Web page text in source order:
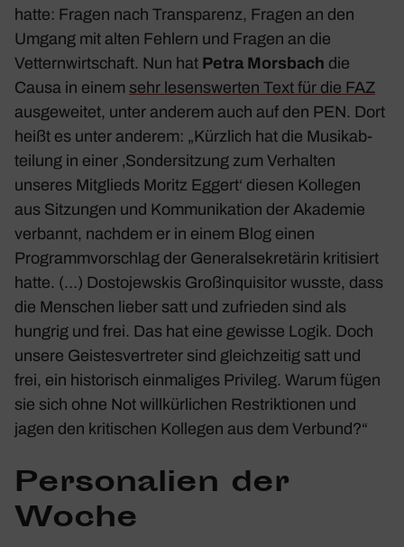
hatte: Fragen nach Trans­pa­renz, Fragen an den
Umgang mit alten Fehlern und Fragen an die
Vettern­wirt­schaft. Nun hat Petra Mors­bach die
Causa in einem sehr lesens­werten Text für die FAZ
ausge­weitet, unter anderem auch auf den PEN. Dort
heißt es unter anderem: „Kürz­lich hat die Musik­ab­
tei­lung in einer ‚Sonder­sit­zung zum Verhalten
unseres Mitglieds Moritz Eggert‘ diesen Kollegen
aus Sitzungen und Kommu­ni­ka­tion der Akademie
verbannt, nachdem er in einem Blog einen
Programm­vor­schlag der Gene­ral­se­kre­tärin kriti­siert
hatte. (…) Dosto­jew­skis Groß­in­qui­sitor wusste, dass
die Menschen lieber satt und zufrieden sind als
hungrig und frei. Das hat eine gewisse Logik. Doch
unsere Geis­tes­ver­treter sind gleich­zeitig satt und
frei, ein histo­risch einma­liges Privileg. Warum fügen
sie sich ohne Not will­kür­li­chen Restrik­tionen und
jagen den kriti­schen Kollegen aus dem Verbund?“
Perso­na­lien der
Woche